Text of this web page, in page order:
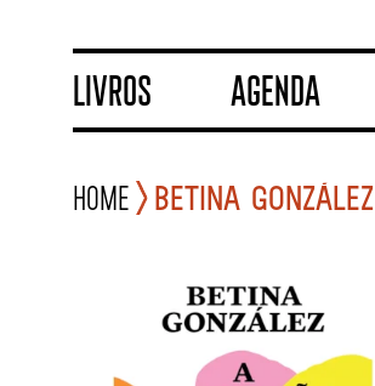
LIVROS AGENDA
Home Betina González